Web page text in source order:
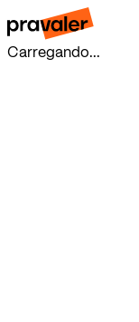
Carregando...